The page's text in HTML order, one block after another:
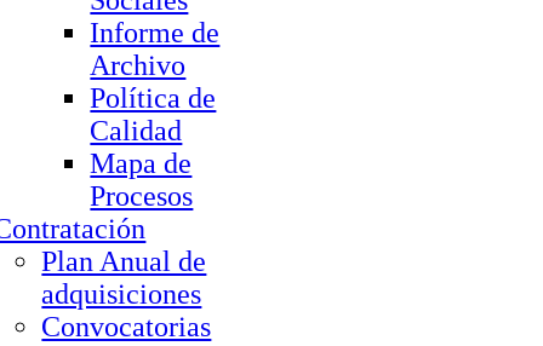
Informe de
Archivo
Política de
Calidad
Mapa de
Procesos
Plan Anual de
adquisiciones
Convocatorias